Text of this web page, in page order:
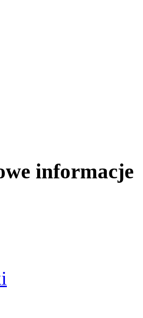
informacje